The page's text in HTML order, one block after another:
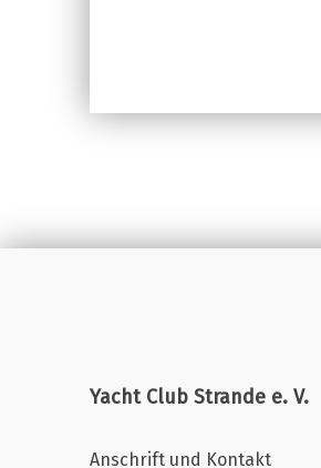
Yacht Club Strande e. V.
Anschrift und Kontakt